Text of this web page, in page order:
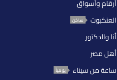
أرقام وأسواق
العنكبوت
ساخن
أنا والدكتور
أهل مصر
ساعة من سيناء
يومياً